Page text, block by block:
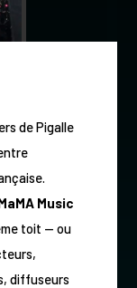
de Pigalle
Music
toit — ou
diffuseurs